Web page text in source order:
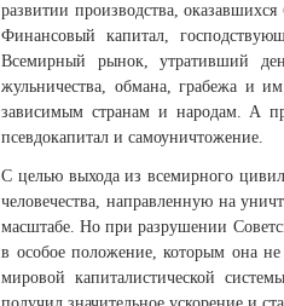
развитии производства,
Финансовый капитал,
Всемирный рынок, утративший
жульничества, обмана, грабежа и
зависимым странам и народам. А
псевдокапитал и самоуничтожение.
С целью выхода из всемирного
человечества, направленную на
масштабе. Но при разрушении
в особое положение, которым она
мировой капиталистической
получил значительное ускорение и